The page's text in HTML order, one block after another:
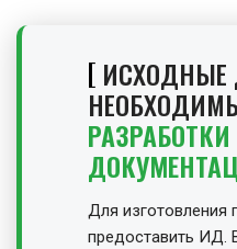
РАЗРАБОТКИ
Для изготовления
предоставить ИД.